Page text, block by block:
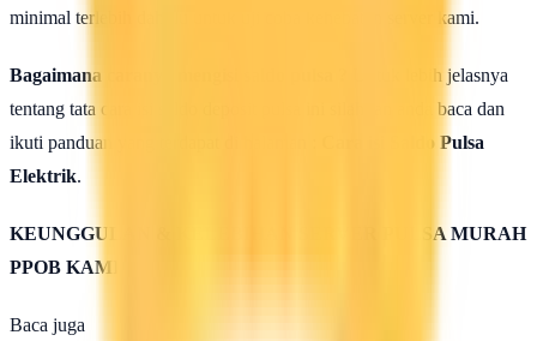
minimal terlebih dahulu untuk uji coba kehebatan server kami.
Bagaimana caranya mengisi saldo pulsa ?
Untuk lebih jelasnya
tentang tata cara isi saldo deposit pulsa ini silahkan anda baca dan
ikuti panduan yang terdapat di halaman :
Cara isi Saldo Pulsa
Elektrik.
KEUNGGULAN & KELEBIHAN SERVER PULSA MURAH
PPOB KAMI
Baca juga